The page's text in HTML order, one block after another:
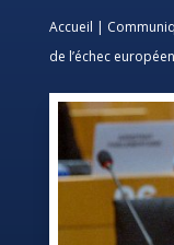
Accueil |
de l’échec